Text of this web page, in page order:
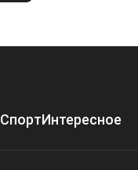
СпортИнтересное